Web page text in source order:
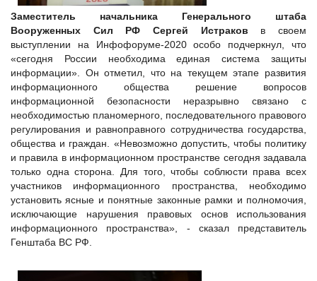
Заместитель начальника Генерального штаба
Вооруженных Сил РФ Сергей Истраков в своем
выступлении на Инфофоруме-2020 особо подчеркнул, что
«сегодня России необходима единая система защиты
информации». Он отметил, что на текущем этапе развития
информационного общества решение вопросов
информационной безопасности неразрывно связано с
необходимостью планомерного, последовательного правового
регулирования и равноправного сотрудничества государства,
общества и граждан. «Невозможно допустить, чтобы политику
и правила в информационном пространстве сегодня задавала
только одна сторона. Для того, чтобы соблюсти права всех
участников информационного пространства, необходимо
установить ясные и понятные законные рамки и полномочия,
исключающие нарушения правовых основ использования
информационного пространства», - сказал представитель
Генштаба ВС РФ.